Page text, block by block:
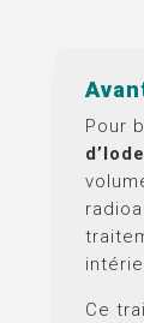
Pour
Ce